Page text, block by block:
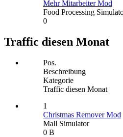
Mehr Mitarbeiter Mod
Food Processing
0
Traffic diesen Monat
Pos.
Beschreibung
Kategorie
Traffic diesen Monat
1
Christmas Remover Mod
Mall Simulator
0 B